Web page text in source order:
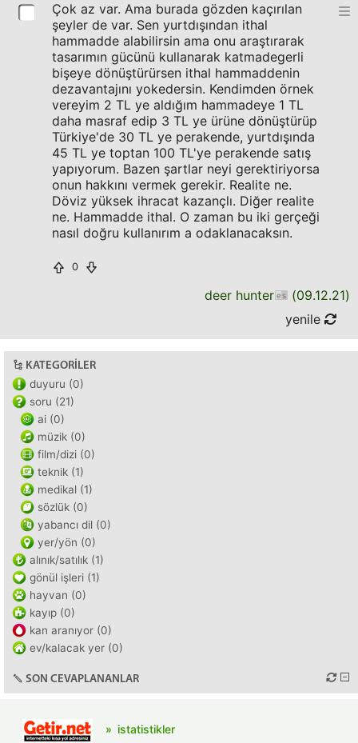
Çok az var. Ama burada gözden kaçırılan
şeyler de var. Sen yurtdışından ithal
hammadde alabilirsin ama onu araştırarak
tasarımın gücünü kullanarak katmadegerli
bişeye dönüştürürsen ithal hammaddenin
dezavantajını yokedersin. Kendimden örnek
vereyim 2 TL ye aldığım hammadeye 1 TL
daha masraf edip 3 TL ye ürüne dönüştürüp
Türkiye'de 30 TL ye perakende, yurtdışında
45 TL ye toptan 100 TL'ye perakende satış
yapıyorum. Bazen şartlar neyi gerektiriyorsa
onun hakkını vermek gerekir. Realite ne.
Döviz yüksek ihracat kazançlı. Diğer realite
ne. Hammadde ithal. O zaman bu iki gerçeği
nasıl doğru kullanırım a odaklanacaksın.
0
deer hunter (09.12.21)
yenile
KATEGORILER
duyuru (0)
soru (21)
ai (0)
müzik (0)
film/dizi (0)
teknik (1)
medikal (1)
sözlük (0)
yabancı dil (0)
yer/yön (0)
alınık/satılık (1)
gönül işleri (1)
hayvan (0)
kayıp (0)
kan aranıyor (0)
ev/kalacak yer (0)
SON CEVAPLANANLAR
istatistikler